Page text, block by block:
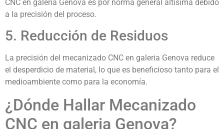
CNC en galeria Genova es por norma general altísima debido
a la precisión del proceso.
5. Reducción de Residuos
La precisión del mecanizado CNC en galeria Genova reduce
el desperdicio de material, lo que es beneficioso tanto para el
medioambiente como para la economía.
¿Dónde Hallar Mecanizado
CNC en galeria Genova?